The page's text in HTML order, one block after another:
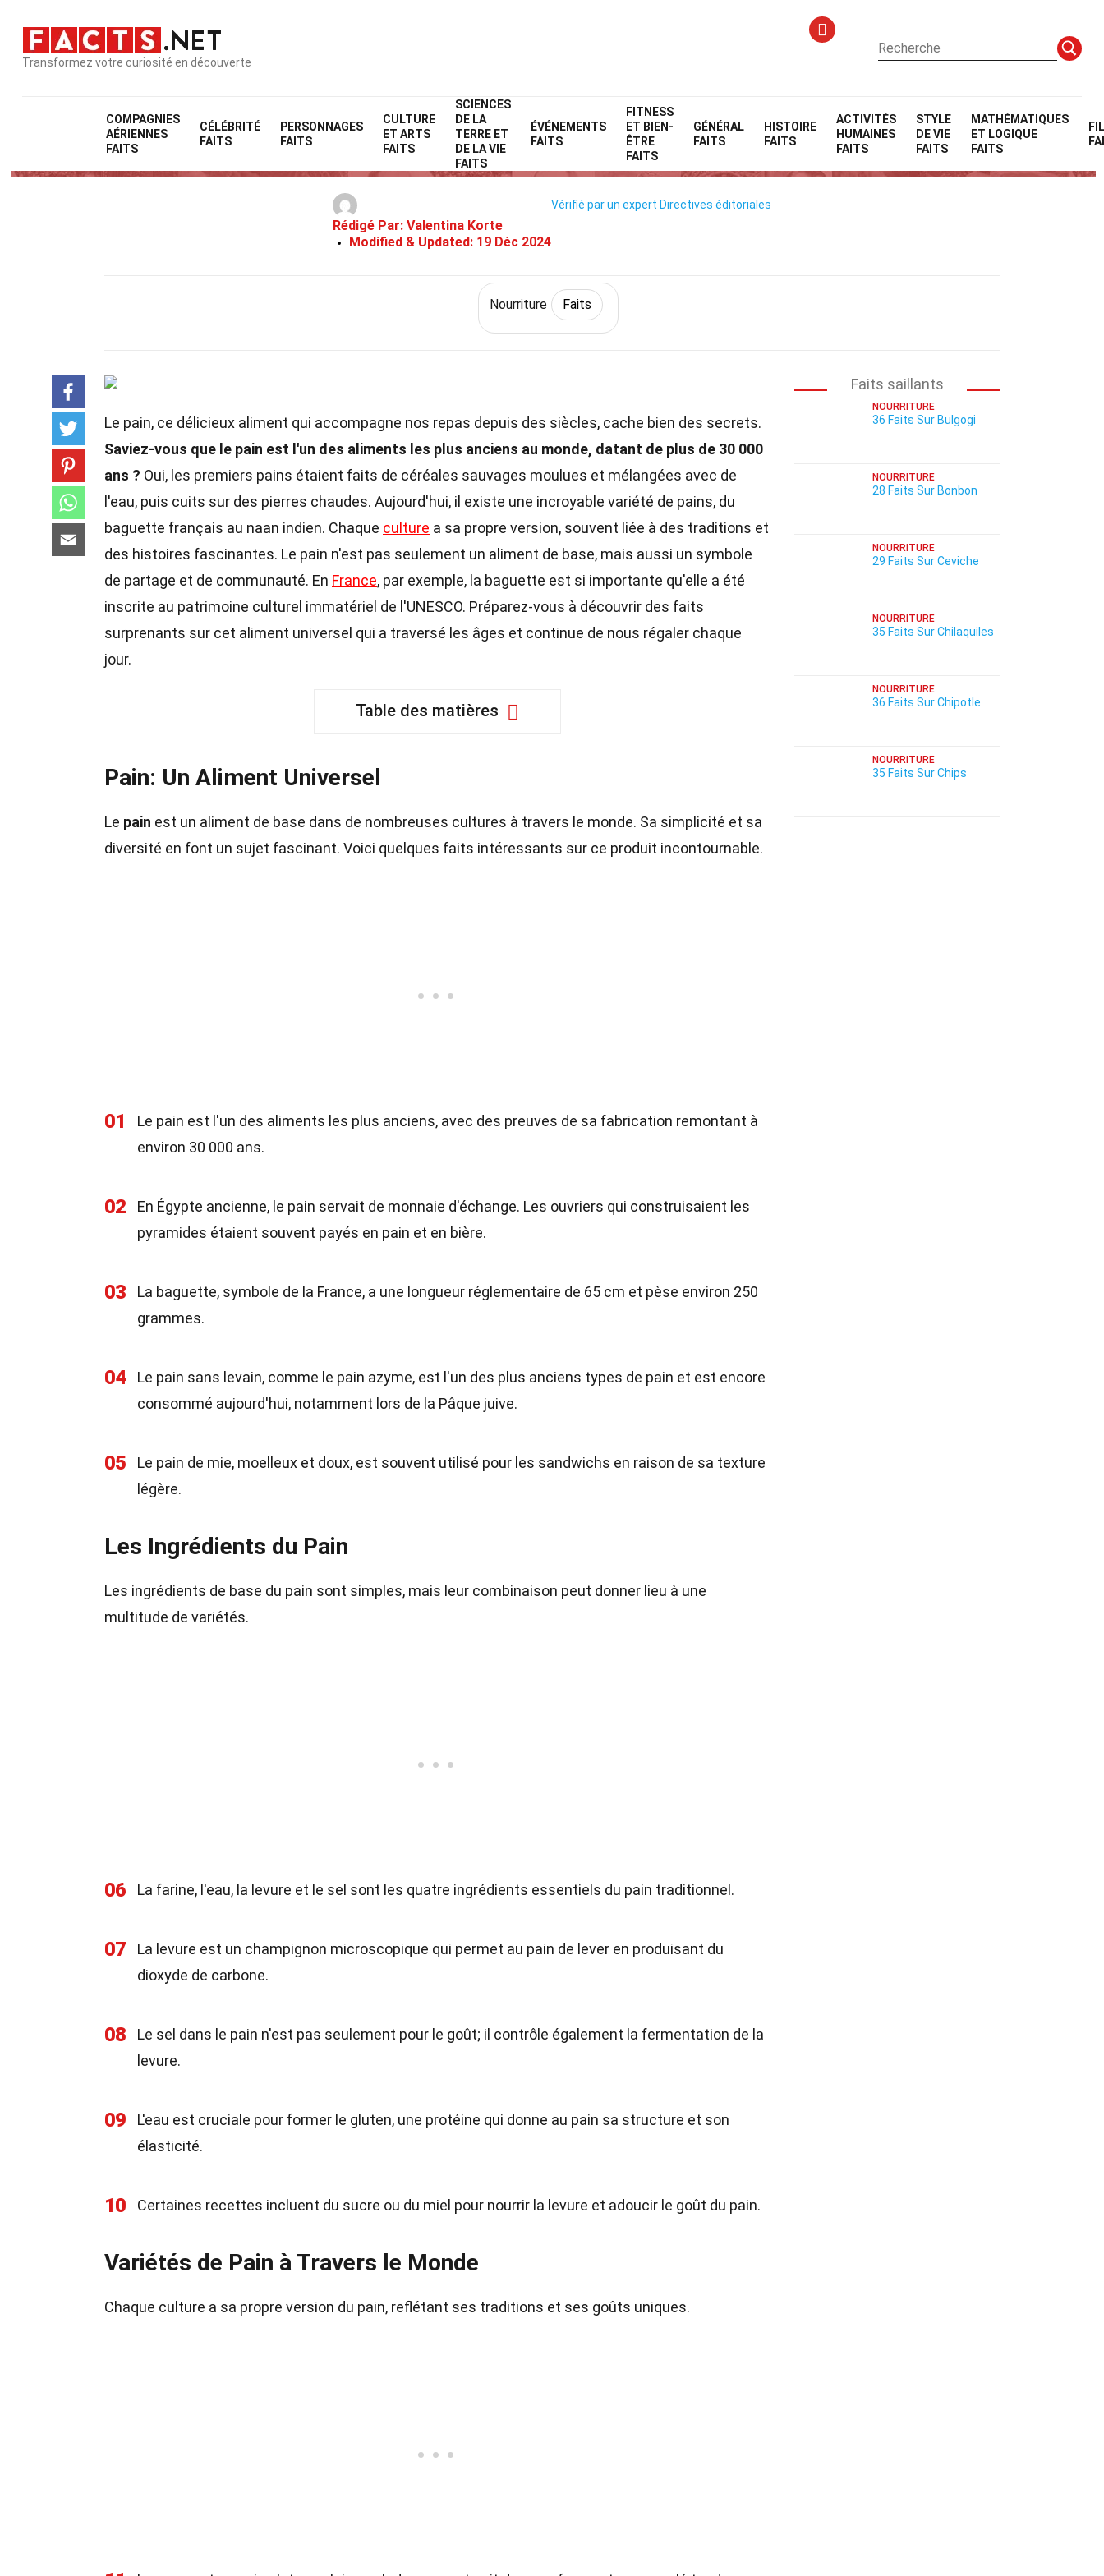
Transformez votre curiosité en découverte
COMPAGNIES
AÉRIENNES
FAITS
CÉLÉBRITÉ
FAITS
PERSONNAGES
FAITS
CULTURE
ET ARTS
FAITS
SCIENCES
DE LA
TERRE ET
DE LA VIE
FAITS
ÉVÉNEMENTS
FAITS
FITNESS
ET BIEN-
ÊTRE
FAITS
GÉNÉRAL
FAITS
HISTOIRE
FAITS
ACTIVITÉS
HUMAINES
FAITS
STYLE
DE VIE
FAITS
MATHÉMATIQUES
ET LOGIQUE
FAITS
Home Style de vie NourritureFaits
40 Faits Sur Pain
Rédigé Par: Valentina Korte
Modified & Updated: 19 Déc 2024
Vérifié par un expert Directives éditoriales
Nourriture Faits
Le pain, ce délicieux aliment qui accompagne nos repas depuis des siècles, cache bien des secrets.
Saviez-vous que le pain est l'un des aliments les plus anciens au monde, datant de plus de 30 000
ans ? Oui, les premiers pains étaient faits de céréales sauvages moulues et mélangées avec de
l'eau, puis cuits sur des pierres chaudes. Aujourd'hui, il existe une incroyable variété de pains, du
baguette français au naan indien. Chaque culture a sa propre version, souvent liée à des traditions et
des histoires fascinantes. Le pain n'est pas seulement un aliment de base, mais aussi un symbole
de partage et de communauté. En France, par exemple, la baguette est si importante qu'elle a été
inscrite au patrimoine culturel immatériel de l'UNESCO. Préparez-vous à découvrir des faits
surprenants sur cet aliment universel qui a traversé les âges et continue de nous régaler chaque
jour.
Table des matières
Pain: Un Aliment Universel
Le pain est un aliment de base dans de nombreuses cultures à travers le monde. Sa simplicité et sa
diversité en font un sujet fascinant. Voici quelques faits intéressants sur ce produit incontournable.
01
Le pain est l'un des aliments les plus anciens, avec des preuves de sa fabrication remontant à
environ 30 000 ans.
02
En Égypte ancienne, le pain servait de monnaie d'échange. Les ouvriers qui construisaient les
pyramides étaient souvent payés en pain et en bière.
03
La baguette, symbole de la France, a une longueur réglementaire de 65 cm et pèse environ 250
grammes.
04
Le pain sans levain, comme le pain azyme, est l'un des plus anciens types de pain et est encore
consommé aujourd'hui, notamment lors de la Pâque juive.
05
Le pain de mie, moelleux et doux, est souvent utilisé pour les sandwichs en raison de sa texture
légère.
Les Ingrédients du Pain
Les ingrédients de base du pain sont simples, mais leur combinaison peut donner lieu à une
multitude de variétés.
06 La farine, l'eau, la levure et le sel sont les quatre ingrédients essentiels du pain traditionnel.
07
La levure est un champignon microscopique qui permet au pain de lever en produisant du
dioxyde de carbone.
08
Le sel dans le pain n'est pas seulement pour le goût; il contrôle également la fermentation de la
levure.
09
L'eau est cruciale pour former le gluten, une protéine qui donne au pain sa structure et son
élasticité.
10 Certaines recettes incluent du sucre ou du miel pour nourrir la levure et adoucir le goût du pain.
Variétés de Pain à Travers le Monde
Chaque culture a sa propre version du pain, reflétant ses traditions et ses goûts uniques.
Faits saillants
NOURRITURE
36 Faits Sur Bulgogi
NOURRITURE
28 Faits Sur Bonbon
NOURRITURE
29 Faits Sur Ceviche
NOURRITURE
35 Faits Sur Chilaquiles
NOURRITURE
36 Faits Sur Chipotle
NOURRITURE
35 Faits Sur Chips